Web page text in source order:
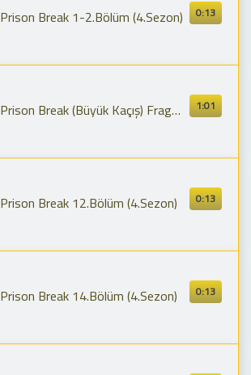
0:13
Prison Break 1-2.Bölüm (4.Sezon)
1:01
Prison Break (Büyük Kaçış) Fragmanı / Prison Break Season 4 Trailer
0:13
Prison Break 12.Bölüm (4.Sezon)
0:13
Prison Break 14.Bölüm (4.Sezon)